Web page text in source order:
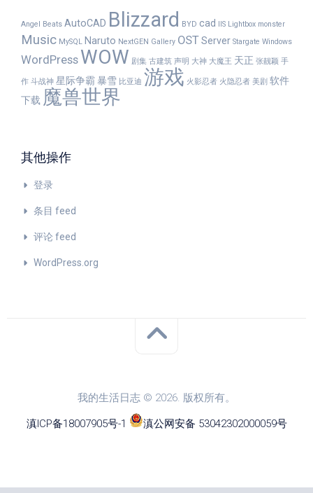
Angel Beats AutoCAD Blizzard BYD cad IIS Lightbox monster
Music MySQL Naruto NextGEN Gallery OSTServer Stargate Windows
WordPress WOW 剧集 古建筑 声明 大神 大魔王 天正 张靓颖 手
作 斗战神 星际争霸 暴雪 比亚迪 游戏 火影忍者 火隐忍者 美剧 软件
下载 魔兽世界
其他操作
登录
条目 feed
评论 feed
WordPress.org
我的生活日志 © 2026. 版权所有。
滇ICP备18007905号-1 滇公网安备 53042302000059号